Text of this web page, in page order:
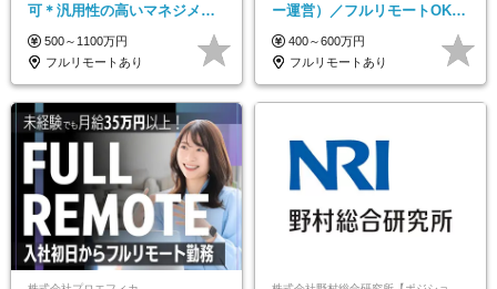
可＊汎用性の高いマネジメン
トスキル＊年収1000万以上可
500～1100万円
フルリモートあり
ー運営）／フルリモートOK／
土日祝休み／年休123日／年収
600万円可
400～600万円
フルリモートあり